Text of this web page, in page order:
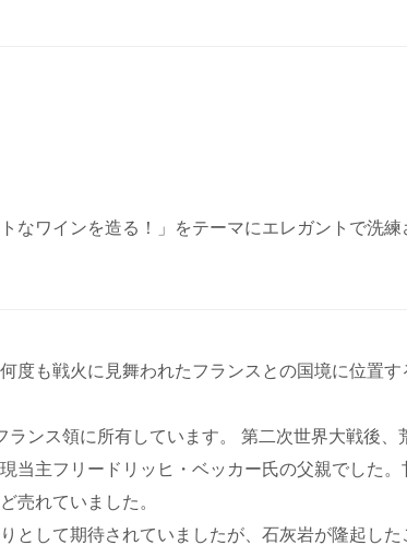
ワインを造る！」をテーマにエレガントで洗
も戦火に見舞われたフランスとの国境に位置
ンス領に所有しています。 第二次世界大戦後
主フリードリッヒ・ベッカー氏の父親でした
売れていました。
して期待されていましたが、石灰岩が隆起し